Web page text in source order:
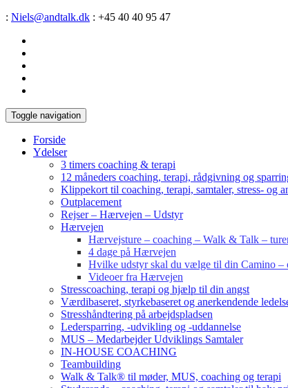
: Niels@andtalk.dk : +45 40 40 95 47
Toggle navigation
Forside
Ydelser
3 timers coaching & terapi
12 måneders coaching, terapi, rådgivning og
Klippekort til coaching, terapi, samtaler, stress- og
Outplacement
Rejser – Hærvejen – Udstyr
Hærvejen
Hærvejsture – coaching – Walk & Talk –
4 dage på Hærvejen
Hvilke udstyr skal du vælge til din Camino –
Videoer fra Hærvejen
Stresscoaching, terapi og hjælp til din angst
Værdibaseret, styrkebaseret og anerkendende
Stresshåndtering på arbejdspladsen
Ledersparring, -udvikling og -uddannelse
MUS – Medarbejder Udviklings Samtaler
IN-HOUSE COACHING
Teambuilding
Walk & Talk® til møder, MUS, coaching og terapi